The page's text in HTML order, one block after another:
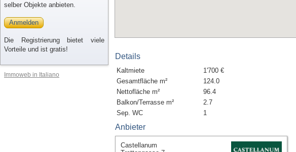
selber Objekte anbieten.
Anmelden
Die Registrierung bietet viele
Vorteile und ist gratis!
Immoweb in Italiano
Details
Kaltmiete
1'700 €
Gesamtfläche m²
124.0
Nettofläche m²
96.4
Balkon/Terrasse m²
2.7
Sep. WC
1
Anbieter
Castellanum